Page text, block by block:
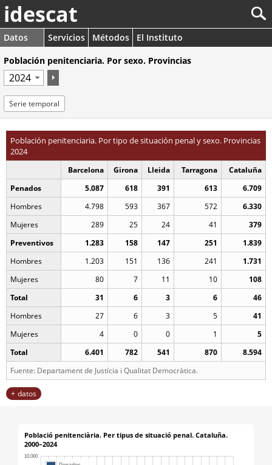
idescat
Datos Servicios Métodos
El Instituto
Población penitenciaria. Por sexo. Provincias
Serie temporal
Población penitenciaria. Por tipo de situación penal y sexo. Provincias
2024
Barcelona Girona Lleida Tarragona
Cataluña
Penados
5.087 618 391 613
6.709
Hombres
4.798 593 367 572
6.330
Mujeres
289 25 24 41
379
Preventivos
1.283 158 147 251
1.839
Hombres
1.203 151 136 241
1.731
Mujeres
80 7 11 10
108
Total
31 6 3 6
46
Hombres
27 6 3 5
41
Mujeres
4 0 0 1
5
Total
6.401 782 541 870
8.594
Fuente: Departament de Justícia i Qualitat Democràtica.
datos